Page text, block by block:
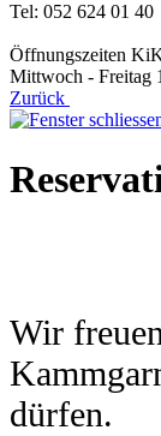
Tel: 052 624 01 40
Öffnungszeiten
Mittwoch - Freitag
Zurück
Wir
dürfen.